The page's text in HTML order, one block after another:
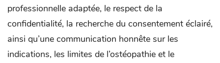
professionnelle adaptée, le respect de la
confidentialité, la recherche du consentement éclairé,
ainsi qu’une communication honnête sur les
indications, les limites de l’ostéopathie et le